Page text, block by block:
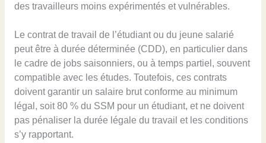
des travailleurs moins expérimentés et vulnérables.
Le contrat de travail de l’étudiant ou du jeune salarié
peut être à durée déterminée (CDD), en particulier dans
le cadre de jobs saisonniers, ou à temps partiel, souvent
compatible avec les études. Toutefois, ces contrats
doivent garantir un salaire brut conforme au minimum
légal, soit 80 % du SSM pour un étudiant, et ne doivent
pas pénaliser la durée légale du travail et les conditions
s’y rapportant.